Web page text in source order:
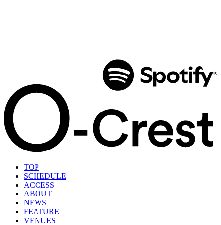
TOP
SCHEDULE
ACCESS
ABOUT
NEWS
FEATURE
VENUES